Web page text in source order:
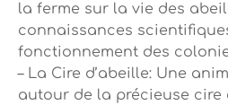
la ferme sur la vie des
connaissances
fonctionnement des
– La Cire d’abeille: Une
autour de la précieuse cire